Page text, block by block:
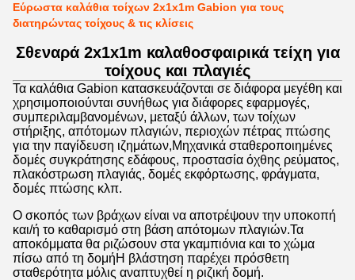
Εύρωστα καλάθια τοίχων 2x1x1m Gabion για τους
διατηρώντας τοίχους & τις κλίσεις
Σθεναρά 2x1x1m καλαθοσφαιρικά τείχη για
τοίχους και πλαγιές
Τα καλάθια Gabion κατασκευάζονται σε διάφορα μεγέθη και
χρησιμοποιούνται συνήθως για διάφορες εφαρμογές,
συμπεριλαμβανομένων, μεταξύ άλλων, των τοίχων
στήριξης, απότομων πλαγιών, περιοχών πέτρας πτώσης
για την παγίδευση ιζημάτων,Μηχανικά σταθεροποιημένες
δομές συγκράτησης εδάφους, προστασία όχθης ρεύματος,
πλακόστρωση πλαγιάς, δομές εκφόρτωσης, φράγματα,
δομές πτώσης κλπ.
Ο σκοπός των βράχων είναι να αποτρέψουν την υποκοπή
και/ή το καθαρισμό στη βάση απότομων πλαγιών.Τα
αποκόμματα θα ριζώσουν στα γκαμπιόνια και το χώμα
πίσω από τη δομήΗ βλάστηση παρέχει πρόσθετη
σταθερότητα μόλις αναπτυχθεί η ριζική δομή.